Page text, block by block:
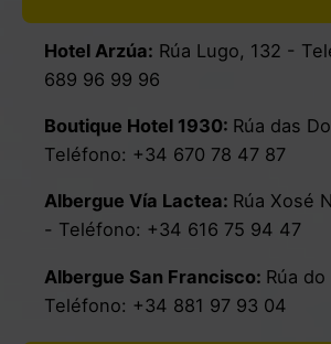
Hotel Arzúa: Rúa Lugo, 132 -
689 96 99 96
Boutique Hotel 1930: Rúa das
Teléfono: +34 670 78 47 87
Albergue Vía Lactea: Rúa Xosé
- Teléfono: +34 616 75 94 47
Albergue San Francisco: Rúa
Teléfono: +34 881 97 93 04